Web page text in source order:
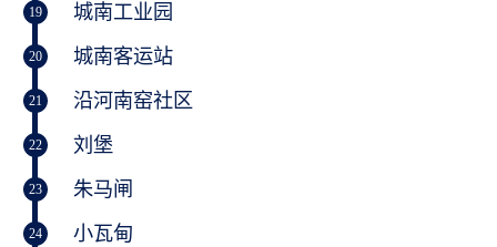
19 城南工业园
20 城南客运站
21 沿河南窑社区
22 刘堡
23 朱马闸
24 小瓦甸